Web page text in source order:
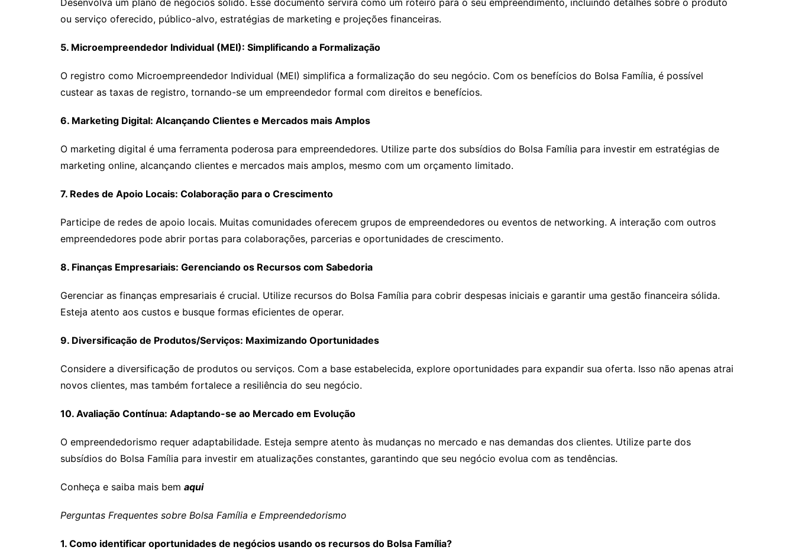
Desenvolva um plano de negócios sólido. Esse documento servirá como um roteiro para o seu empreendimento, incluindo detalhes sobre o produto
ou serviço oferecido, público-alvo, estratégias de marketing e projeções financeiras.
5. Microempreendedor Individual (MEI): Simplificando a Formalização
O registro como Microempreendedor Individual (MEI) simplifica a formalização do seu negócio. Com os benefícios do Bolsa Família, é possível
custear as taxas de registro, tornando-se um empreendedor formal com direitos e benefícios.
6. Marketing Digital: Alcançando Clientes e Mercados mais Amplos
O marketing digital é uma ferramenta poderosa para empreendedores. Utilize parte dos subsídios do Bolsa Família para investir em estratégias de
marketing online, alcançando clientes e mercados mais amplos, mesmo com um orçamento limitado.
7. Redes de Apoio Locais: Colaboração para o Crescimento
Participe de redes de apoio locais. Muitas comunidades oferecem grupos de empreendedores ou eventos de networking. A interação com outros
empreendedores pode abrir portas para colaborações, parcerias e oportunidades de crescimento.
8. Finanças Empresariais: Gerenciando os Recursos com Sabedoria
Gerenciar as finanças empresariais é crucial. Utilize recursos do Bolsa Família para cobrir despesas iniciais e garantir uma gestão financeira sólida.
Esteja atento aos custos e busque formas eficientes de operar.
9. Diversificação de Produtos/Serviços: Maximizando Oportunidades
Considere a diversificação de produtos ou serviços. Com a base estabelecida, explore oportunidades para expandir sua oferta. Isso não apenas atrai
novos clientes, mas também fortalece a resiliência do seu negócio.
10. Avaliação Contínua: Adaptando-se ao Mercado em Evolução
O empreendedorismo requer adaptabilidade. Esteja sempre atento às mudanças no mercado e nas demandas dos clientes. Utilize parte dos
subsídios do Bolsa Família para investir em atualizações constantes, garantindo que seu negócio evolua com as tendências.
Conheça e saiba mais bem aqui
Perguntas Frequentes sobre Bolsa Família e Empreendedorismo
1. Como identificar oportunidades de negócios usando os recursos do Bolsa Família?